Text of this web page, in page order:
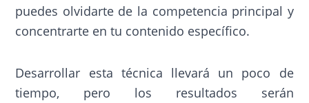
puedes olvidarte de la competencia principal y
concentrarte en tu contenido específico.
Desarrollar esta técnica llevará un poco de
tiempo, pero los resultados serán